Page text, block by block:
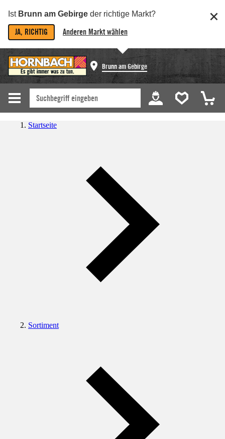
Ist Brunn am Gebirge der richtige Markt?
JA, RICHTIG Anderen Markt wählen
Brunn am Gebirge
Startseite
Sortiment